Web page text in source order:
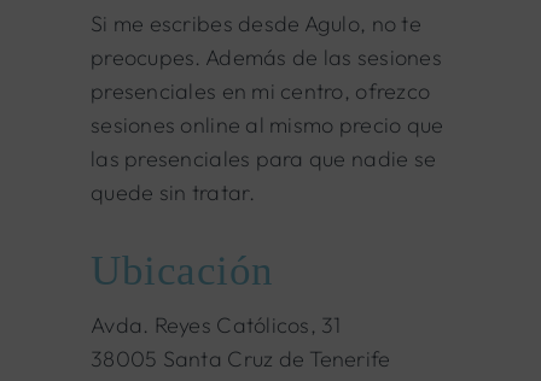
Si me escribes desde Agulo, no te
preocupes. Además de las sesiones
presenciales en mi centro, ofrezco
sesiones online al mismo precio que
las presenciales para que nadie se
quede sin tratar.
Ubicación
Avda. Reyes Católicos, 31
38005 Santa Cruz de Tenerife